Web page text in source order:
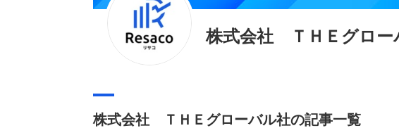
株式会社 ＴＨＥグロー
株式会社 ＴＨＥグローバル社の記事一覧